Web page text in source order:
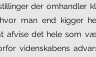
der omhandler
man end kigger
det hele som
videnskabens